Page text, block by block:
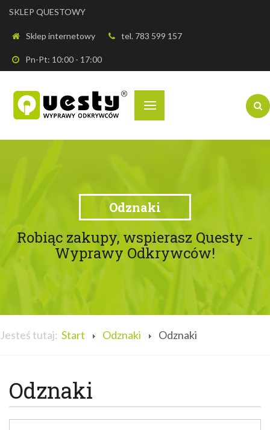
SKLEP QUESTOWY
Sklep internetowy tel. 783 599 157
Pn-Pt: 10:00 - 17:00
Odznaki
Robiąc zakupy, wspierasz Questy -
Wyprawy Odkrywców!
Jesteś tutaj: Start Odznaki Odznaki
Odznaki